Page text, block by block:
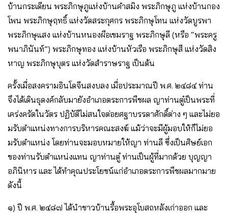
บ้านกระเดียน พระภิกษุภูแห่งบ้านคําสมิง พระภิกษุภู แห่งบ้านกอง
โพน พระภิกษุฤทธิ์ แห่งวัดสระกุศกร พระภิกษุโทน แห่งวัดบูรพา
พระภิกษุแสง แห่งบ้านหนองผือเขมราฐ พระภิกษุลี (หรือ “พระครู
พนาภินันท์”) พระภิกษุทอง แห่งบ้านหัวเรือ พระภิกษุสี แห่งวัดสิง
หาญ พระภิกษุบุตร แห่งวัดสําราษราฐ เป็นต้น
ครั้งเมื่อสงครามอินโดจีนสงบลง เมื่อประมาณปี พ.ศ. ๒๔๘๔ ท่าน
จึงได้เดินธุดงค์กลับมายังอําเภอตระการพืชผล ญาท่านตู๋เป็นพระที่
เคร่งครัดในวัตร ปฏิบัติไม่สนใจต่อยศฐาบรรดาศักดิ์ต่าง ๆ และไม่ยอ
มรับตําแหน่งทางการบริหารคณะสงฆ์ แม้ว่าจะมีผู้มอบให้ก็ไม่ยอ
มรับตําแหน่ง โดยท่านจะมอบหมายให้ญา ท่านลี ซึ่งเป็นศิษย์เอก
ของท่านรับตําแหน่งแทน ญาท่านตู๋ ท่านเป็นผู้ที่มากด้วย บุญญา
อภินิหาร และ ได้ทําคุณประโยชน์แก่อําเภอตระการพืชผลมากมาย
ดังนี้
๑) ปี พ.ศ. ๒๔๘๗ ได้นําชาวบ้านรื้อพระอุโบสถหลังเก่าออก และ